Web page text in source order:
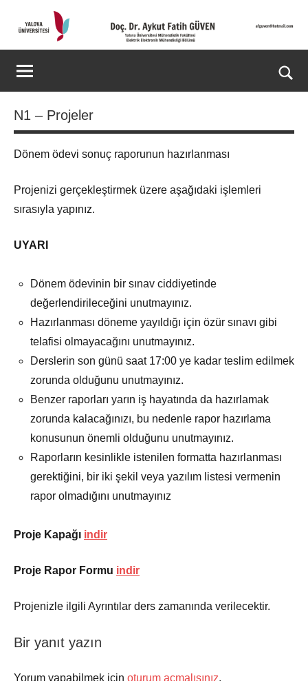
Doç.
Dr.
Aykut
World's
2%
scientists
2025
Web
Sitesi
aç/
N1 – Projeler
Dönem ödevi sonuç raporunun hazırlanması
Projenizi gerçekleştirmek üzere aşağıdaki işlemleri
sırasıyla yapınız.
UYARI
Dönem ödevinin bir sınav ciddiyetinde
değerlendirileceğini unutmayınız.
Hazırlanması döneme yayıldığı için özür sınavı gibi
telafisi olmayacağını unutmayınız.
Derslerin son günü saat 17:00 ye kadar teslim edilmek
zorunda olduğunu unutmayınız.
Benzer raporları yarın iş hayatında da hazırlamak
zorunda kalacağınızı, bu nedenle rapor hazırlama
konusunun önemli olduğunu unutmayınız.
Raporların kesinlikle istenilen formatta hazırlanması
gerektiğini, bir iki şekil veya yazılım listesi vermenin
rapor olmadığını unutmayınız
Proje Kapağı indir
Proje Rapor Formu indir
Projenizle ilgili Ayrıntılar ders zamanında verilecektir.
Bir yanıt yazın
Yorum yapabilmek için oturum açmalısınız.